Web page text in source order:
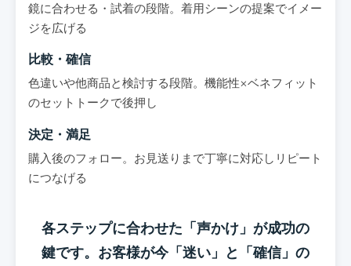
鏡に合わせる・試着の段階。着用シーンの提案でイメー
ジを広げる
比較・確信
色違いや他商品と検討する段階。機能性×ベネフィット
のセットトークで後押し
決定・満足
購入後のフォロー。お見送りまで丁寧に対応しリピート
につなげる
各ステップに合わせた「声かけ」が成功の
鍵です。お客様が今「迷い」と「確信」の